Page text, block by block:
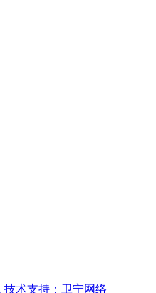
技术支持：卫宁网络